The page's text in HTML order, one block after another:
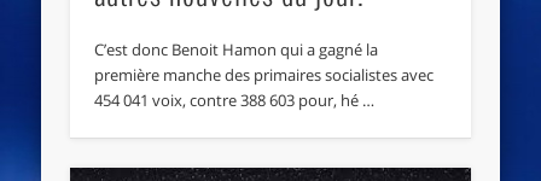
C’est donc Benoit Hamon qui a gagné la
première manche des primaires socialistes avec
454 041 voix, contre 388 603 pour, hé …